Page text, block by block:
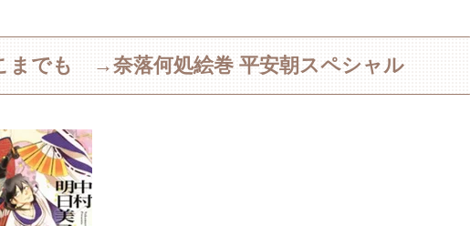
までも →奈落何処絵巻 平安朝スペシャル